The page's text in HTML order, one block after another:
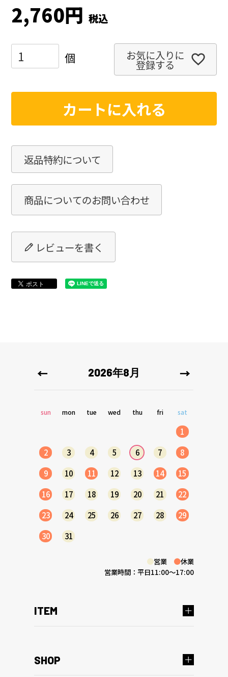
2,760 税込
お気に入りに
登録する
カートに入れる
返品特約について
商品についてのお問い合わせ
レビューを書く
ITEM
SHOP
2026年8月
sun mon tue wed thu fri sat
1
2
3 4 5 6 7
8
9
10 11 12 13 14
15
16
17 18 19 20 21
22
23
24 25 26 27 28
29
30
31
●営業 ●休業
営業時間：平日11:00～17:00